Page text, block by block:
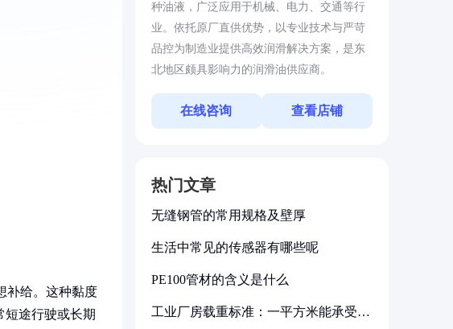
补给。这种黏度
短途行驶或长期
种油液，广泛应用于机械、电力、交通等行
业。依托原厂直供优势，以专业技术与严苛
品控为制造业提供高效润滑解决方案，是东
北地区颇具影响力的润滑油供应商。
在线咨询 查看店铺
热门文章
无缝钢管的常用规格及壁厚
生活中常见的传感器有哪些呢
PE100管材的含义是什么
工业厂房载重标准：一平方米能承受多